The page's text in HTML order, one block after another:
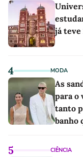
já teve
4 MODA
As
para o
tanto
banho
5 CIÊNCIA